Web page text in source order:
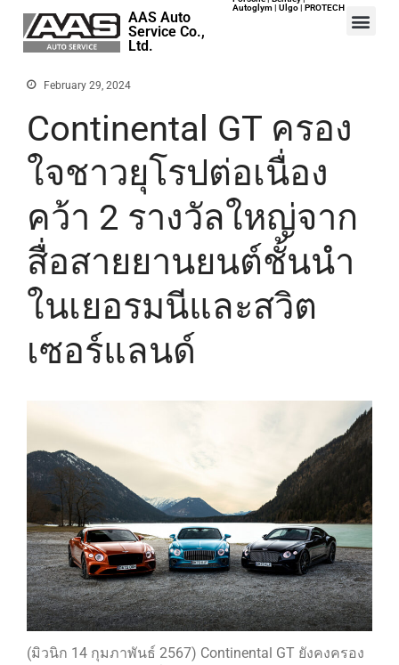
Home
Events
Career
Contact
About Us
ปอร์เช่ เอเอเอสฯ พลิกแนวคิด
After Sale สู่ Porsche Ownership
Experience แบบครบวงจร ผ่าน
แคมเปญ Cayenne Service Clinic
เบนท์ลีย์ มอเตอร์ส ตีความ
‘Bentley Diamond’ ใหม่ ดีไซน์
ระดับซิกเนเจอร์ในยนตรกรรม
EV รุ่นแรก พร้อมเปิดตัวกันยายน
นี้
ปอร์เช่ เอเอเอสฯ ยกประสบการณ์
Porsche สู่ Central Northville ใน
งาน AAS Roadshow พร้อมข้อ
เสนอพิเศษ Mid-Year 2026
AAS Auto
Service Co.,
Ltd.
Autoglym | Ulgo | PROTECH
February 29, 2024
Continental GT ครอง
ใจชาวยุโรปต่อเนื่อง
คว้า 2 รางวัลใหญ่จาก
สื่อสายยานยนต์ชั้นนำ
ในเยอรมนีและสวิต
เซอร์แลนด์
(มิวนิก 14 กุมภาพันธ์ 2567) Continental GT ยังคงครอง